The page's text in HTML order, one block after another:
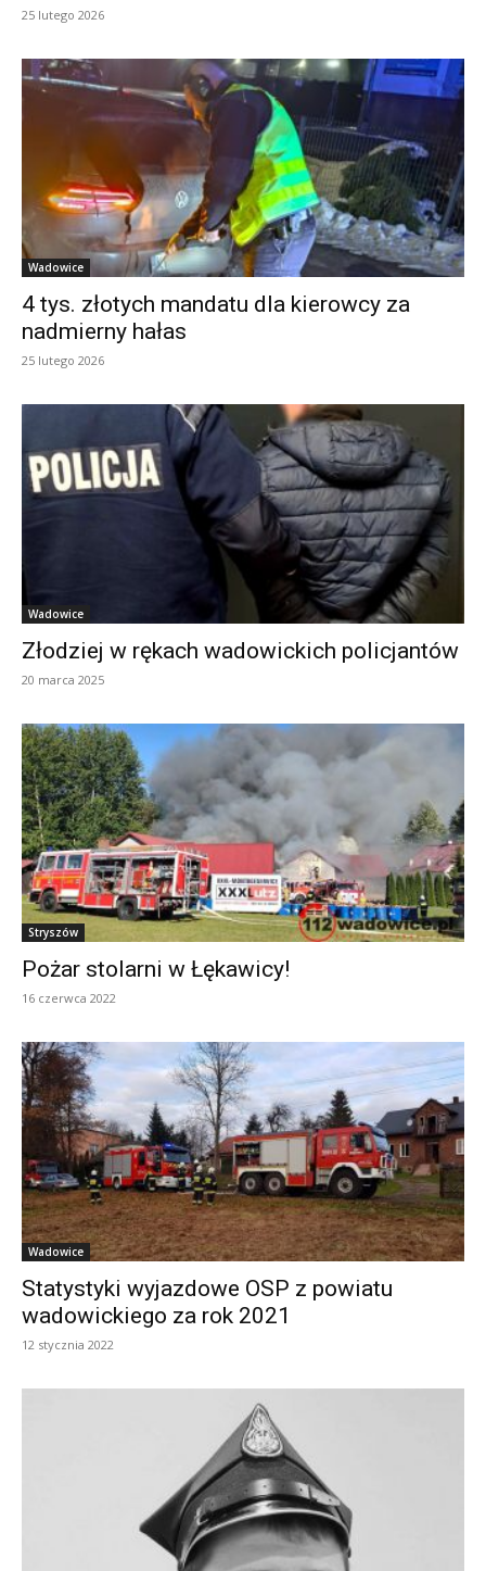
25 lutego 2026
Wadowice
4 tys. złotych mandatu dla kierowcy za
nadmierny hałas
25 lutego 2026
Wadowice
Złodziej w rękach wadowickich policjantów
20 marca 2025
Stryszów
Pożar stolarni w Łękawicy!
16 czerwca 2022
Wadowice
Statystyki wyjazdowe OSP z powiatu
wadowickiego za rok 2021
12 stycznia 2022